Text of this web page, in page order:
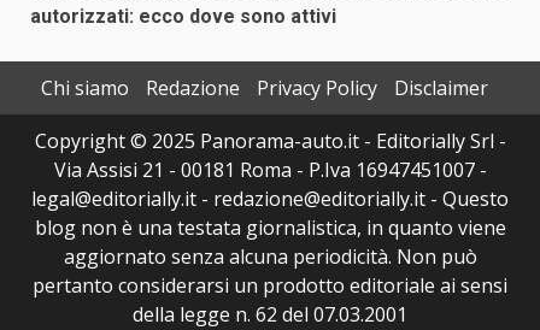
autorizzati: ecco dove sono attivi
Chi siamo Redazione Privacy Policy
Disclaimer
Copyright © 2025 Panorama-auto.it - Editorially Srl -
Via Assisi 21 - 00181 Roma - P.Iva 16947451007 -
legal@editorially.it - redazione@editorially.it - Questo
blog non è una testata giornalistica, in quanto viene
aggiornato senza alcuna periodicità. Non può
pertanto considerarsi un prodotto editoriale ai sensi
della legge n. 62 del 07.03.2001